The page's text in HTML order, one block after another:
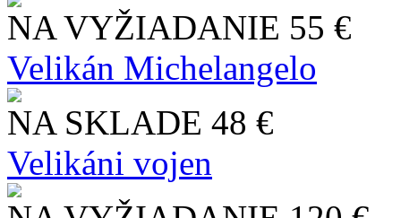
NA VYŽIADANIE 55 €
Velikán Michelangelo
NA SKLADE 48 €
Velikáni vojen